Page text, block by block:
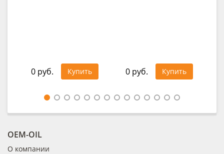
0 руб. Купить 0 руб. Купить
OEM-OIL
О компании